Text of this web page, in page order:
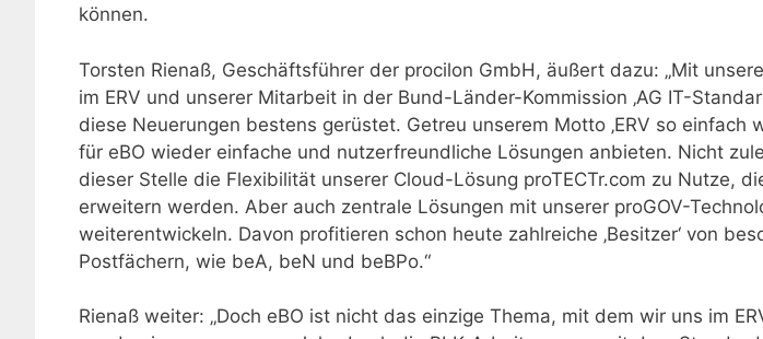
können.
Torsten Rienaß, Geschäftsführer der procilon GmbH, äußert dazu: „Mit
im ERV und unserer Mitarbeit in der Bund-Länder-Kommission ‚AG IT-
diese Neuerungen bestens gerüstet. Getreu unserem Motto ‚ERV so einfach
für eBO wieder einfache und nutzerfreundliche Lösungen anbieten. Nicht
dieser Stelle die Flexibilität unserer Cloud-Lösung proTECTr.com zu Nutze,
erweitern werden. Aber auch zentrale Lösungen mit unserer proGOV-
weiterentwickeln. Davon profitieren schon heute zahlreiche ‚Besitzer‘ von
Postfächern, wie beA, beN und beBPo.“
Rienaß weiter: „Doch eBO ist nicht das einzige Thema, mit dem wir uns im